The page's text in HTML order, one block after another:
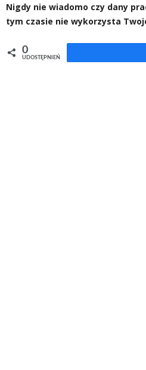
Nigdy nie wiadomo czy dany
tym czasie nie wykorzysta
0
UDOSTĘPNIEŃ